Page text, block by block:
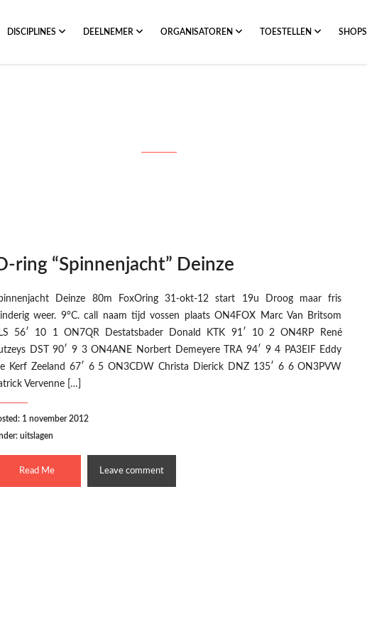
DISCIPLINES DEELNEMER ORGANISATOREN TOESTELLEN SHOPS
ring “Spinnenjacht” Deinze
Deinze 80m FoxOring 31-okt-12 start 19u Droog maar fris
weer. 9°C. call naam tijd vossen plaats ON4FOX Marc Van Britsom
56′ 10 1 ON7QR Destatsbader Donald KTK 91′ 10 2 ON4RP René
DST 90′ 9 3 ON4ANE Norbert Demeyere TRA 94′ 9 4 PA3EIF Eddy
Kerf Zeeland 67′ 6 5 ON3CDW Christa Dierick DNZ 135′ 6 6 ON3PVW
Vervenne […]
1 november 2012
uitslagen
Read Me Leave comment